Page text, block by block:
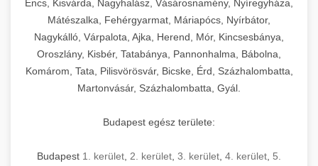
Encs, Kisvárda, Nagyhalász, Vásárosnamény, Nyíregyháza,
Mátészalka, Fehérgyarmat, Máriapócs, Nyírbátor,
Nagykálló, Várpalota, Ajka, Herend, Mór, Kincsesbánya,
Oroszlány, Kisbér, Tatabánya, Pannonhalma, Bábolna,
Komárom, Tata, Pilisvörösvár, Bicske, Érd, Százhalombatta,
Martonvásár, Százhalombatta, Gyál.
Budapest egész területe:
Budapest 1. kerület 2. kerület 3. kerület 4. kerület 5.